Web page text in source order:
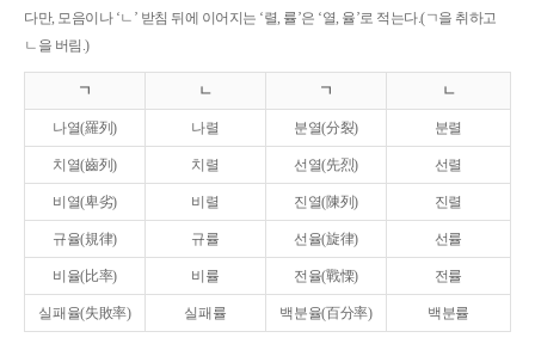
다만, 모음이나 ‘ㄴ’ 받침 뒤에 이어지는 ‘렬, 률’은 ‘열, 율’로 적는다.(ㄱ을 취하고
ㄴ을 버림.)
ㄱ ㄴ ㄱ ㄴ
나열(羅列) 나렬 분열(分裂) 분렬
치열(齒列) 치렬 선열(先烈) 선렬
비열(卑劣) 비렬 진열(陳列) 진렬
규율(規律) 규률 선율(旋律) 선률
비율(比率) 비률 전율(戰慄) 전률
실패율(失敗率) 실패률 백분율(百分率) 백분률